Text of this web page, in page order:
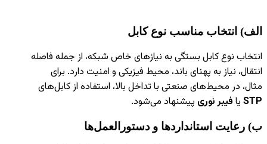
الف) انتخاب مناسب نوع کابل
انتخاب نوع کابل بستگی به نیازهای خاص شبکه، از جمله فاصله
انتقال، نیاز به پهنای باند، محیط فیزیکی و امنیت دارد. برای
مثال، در محیط‌های صنعتی با تداخل بالا، استفاده از کابل‌های
STP یا فیبر نوری پیشنهاد می‌شود.
ب) رعایت استانداردها و دستورالعمل‌ها